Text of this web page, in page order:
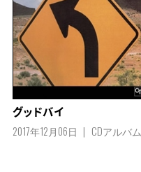
グッドバイ
2017年12月06日 CDアルバム